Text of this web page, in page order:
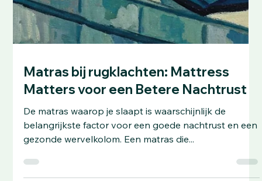
en eindeloze to-do lijstjes....